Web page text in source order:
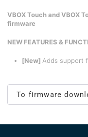
VBOX Touch and VBOX
firmware
NEW FEATURES &
[New] Adds support
To firmware